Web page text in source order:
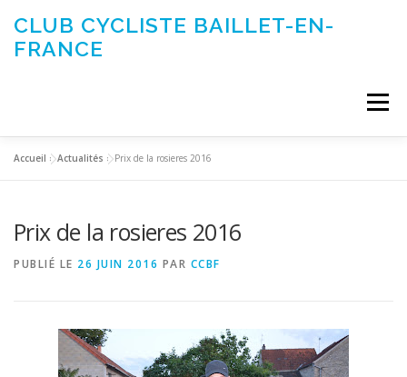
contenu
CLUB CYCLISTE BAILLET-EN-
FRANCE
Menu
SORTIES CLUB CONTACTEZ-NOUS
Accueil »Actualités »Prix de la rosieres 2016
Prix de la rosieres 2016
PUBLIÉ LE 26 JUIN 2016 PAR CCBF